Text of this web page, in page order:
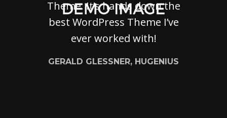
Theme. It’s hands down the
best WordPress Theme I’ve
ever worked with!
GERALD GLESSNER, HUGENIUS